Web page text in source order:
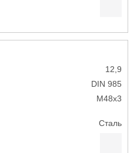
12,9
DIN 985
М48х3
Сталь